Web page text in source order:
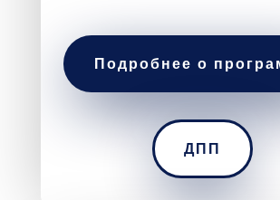
Подробнее о
ДПП